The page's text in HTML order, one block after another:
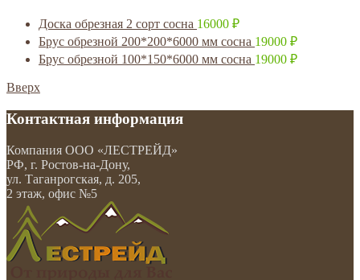
Доска обрезная 2 сорт сосна 16000 ₽
Брус обрезной 200*200*6000 мм сосна 19000 ₽
Брус обрезной 100*150*6000 мм сосна 19000 ₽
Вверх
Контактная информация
Компания ООО «ЛЕСТРЕЙД»
РФ, г. Ростов-на-Дону,
ул. Таганрогская, д. 205,
2 этаж, офис №5